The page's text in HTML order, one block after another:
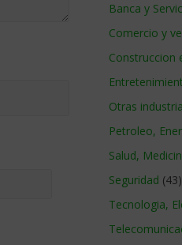
Banca y
Comercio y
Construccion
Otras
Petroleo,
Salud,
Seguridad (43)
Tecnologia,